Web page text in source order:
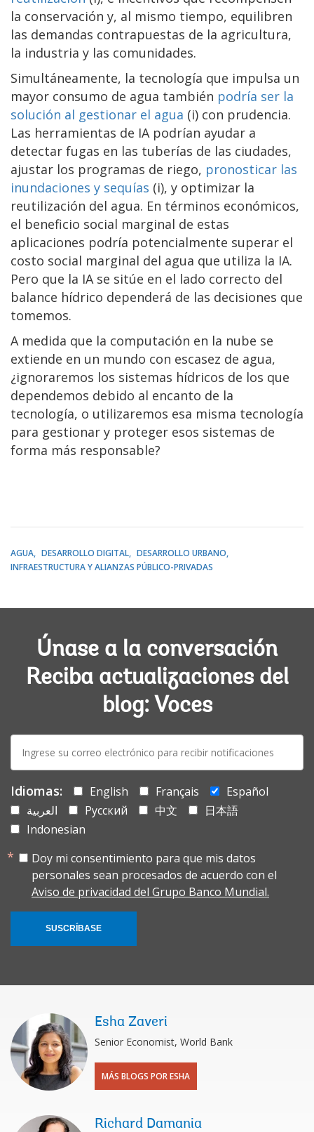
la conservación y, al mismo tiempo, equilibren
las demandas contrapuestas de la agricultura,
la industria y las comunidades.
Simultáneamente, la tecnología que impulsa un
mayor consumo de agua también podría ser la
solución al gestionar el agua (i) con prudencia.
Las herramientas de IA podrían ayudar a
detectar fugas en las tuberías de las ciudades,
ajustar los programas de riego, pronosticar las
inundaciones y sequías (i), y optimizar la
reutilización del agua. En términos económicos,
el beneficio social marginal de estas
aplicaciones podría potencialmente superar el
costo social marginal del agua que utiliza la IA.
Pero que la IA se sitúe en el lado correcto del
balance hídrico dependerá de las decisiones que
tomemos.
A medida que la computación en la nube se
extiende en un mundo con escasez de agua,
¿ignoraremos los sistemas hídricos de los que
dependemos debido al encanto de la
tecnología, o utilizaremos esa misma tecnología
para gestionar y proteger esos sistemas de
forma más responsable?
AGUA DESARROLLO DIGITAL
DESARROLLO URBANO
INFRAESTRUCTURA Y ALIANZAS PÚBLICO-PRIVADAS
Únase a la conversación
Reciba actualizaciones del
blog: Voces
mail:
Idiomas: English Français
Español
العربية
Русский 中文
日本語
Indonesian
Doy mi consentimiento para que mis datos
personales sean procesados de acuerdo con el
Aviso de privacidad del Grupo Banco Mundial.
SUSCRÍBASE
Esha Zaveri
Senior Economist, World Bank
MÁS BLOGS POR ESHA
Richard Damania